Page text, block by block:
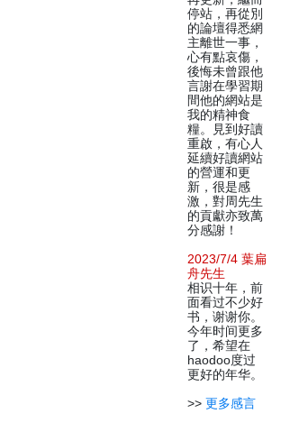
停站，再從別
的論壇得悉網
主離世一事，
心有點哀傷，
後悔未曾跟他
言謝在學習期
間他的網站是
我的精神食
糧。見到好讀
重啟，有心人
延續好讀網站
的營運和更
新，很是感
激，對周先生
的貢獻亦致萬
分感謝！
2023/7/4 葉扁
舟先生
相识十年，前
面看过不少好
书，谢谢你。
今年时间更多
了，希望在
haodoo度过
更好的年华。
>> 更多感言